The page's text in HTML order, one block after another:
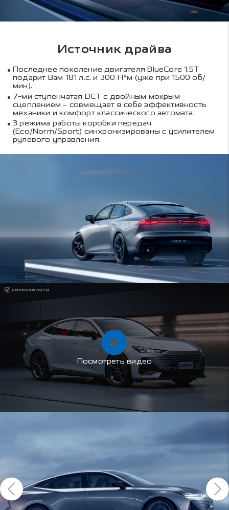
Источник драйва
Последнее поколение двигателя BlueCore 1.5T
подарит Вам 181 л.с. и 300 Н*м (уже при 1500 об/
мин).
7-ми ступенчатая DCT с двойным мокрым
сцеплением – совмещает в себе эффективность
механики и комфорт классического автомата.
3 режима работы коробки передач
(Eco/Norm/Sport) синхронизированы с усилителем
рулевого управления.
Посмотреть видео